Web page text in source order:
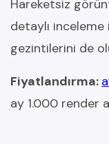
Hareketsiz
detaylı
gezintilerini de
Fiyatlandırma:
ay 1.000 render